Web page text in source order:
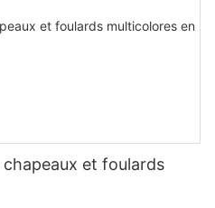
et foulards